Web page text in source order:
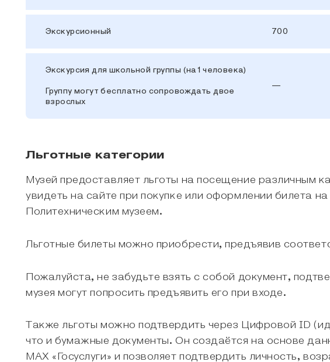
Экскурсионный 700
Экскурсия для школьной группы (на 1 человека)
Группу могут бесплатно сопровождать двое
взрослых
—
Льготные категории
Музей предоставляет льготы на посещение различным
увидеть на сайте при покупке или оформлении билета
Политехническим музеем.
Льготные билеты можно приобрести, предъявив
Пожалуйста, не забудьте взять с собой документ,
музея могут попросить предъявить его при входе.
Также льготы можно подтвердить через Цифровой ID
что и бумажные документы. Он создаётся на основе
MAX «Госуслуги» и позволяет подтвердить личность,